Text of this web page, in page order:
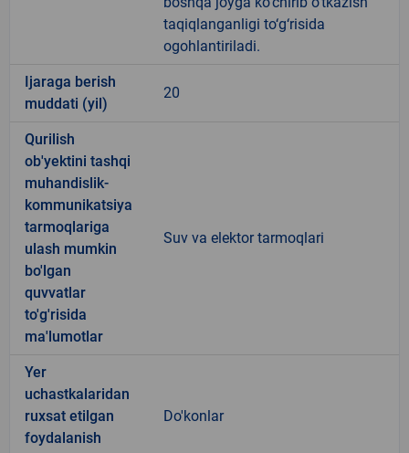
taqiqlanganligi to‘g‘risida
ogohlantiriladi.
Ijaraga berish
muddati (yil)
20
Qurilish
ob'yektini tashqi
muhandislik-
kommunikatsiya
tarmoqlariga
ulash mumkin
bo'lgan
quvvatlar
to'g'risida
ma'lumotlar
Suv va elektor tarmoqlari
Yer
uchastkalaridan
ruxsat etilgan
foydalanish
Do'konlar